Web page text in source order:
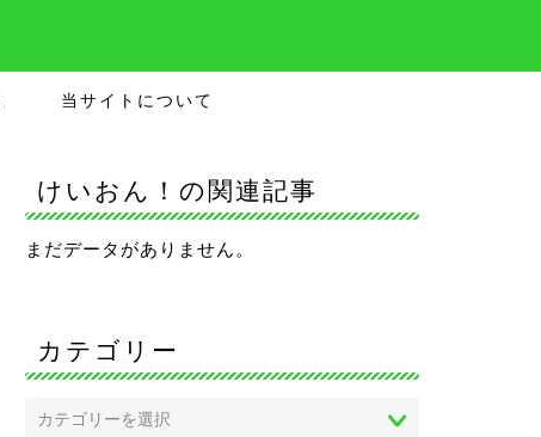
当サイトについて
けいおん！の関連記事
まだデータがありません。
カテゴリー